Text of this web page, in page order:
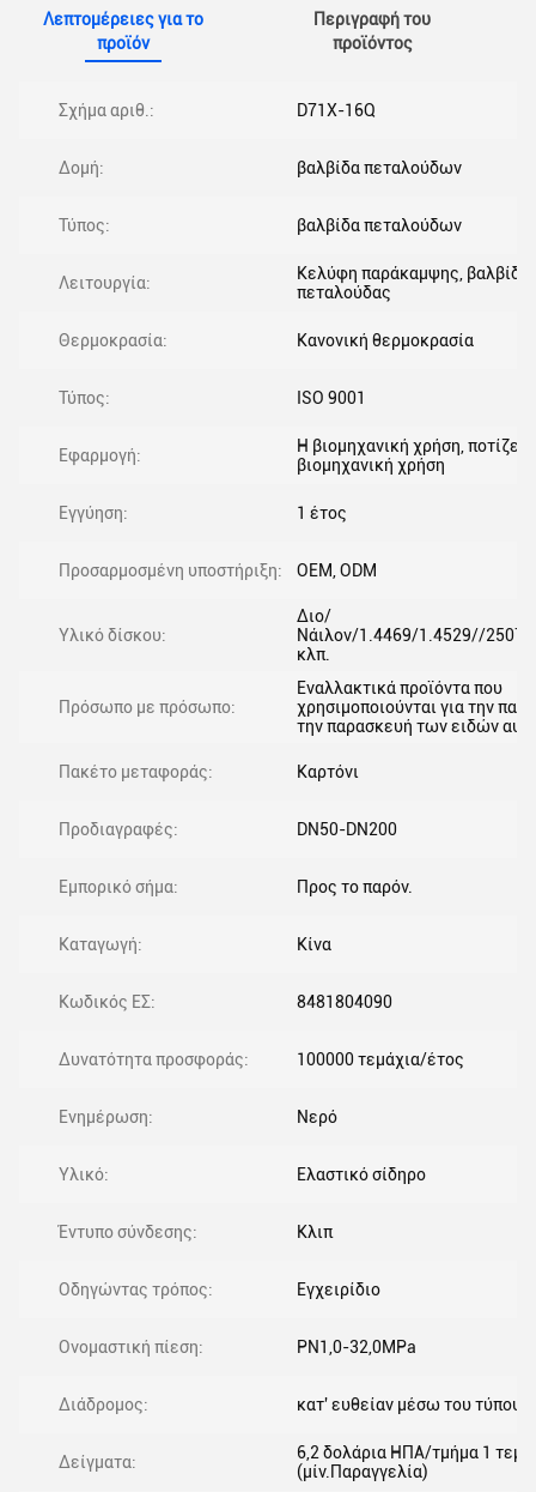
Λεπτομέρειες για το
προϊόν
Περιγραφή του
προϊόντος
Σχήμα αριθ.: D71X-16Q
Δομή: βαλβίδα πεταλούδων
Τύπος: βαλβίδα πεταλούδων
Λειτουργία:
Κελύφη παράκαμψης, βαλβίδα
πεταλούδας
Θερμοκρασία: Κανονική θερμοκρασία
Τύπος: ISO 9001
Εφαρμογή:
Η βιομηχανική χρήση, ποτίζει
βιομηχανική χρήση
Εγγύηση: 1 έτος
Προσαρμοσμένη υποστήριξη: OEM, ODM
Υλικό δίσκου:
Διο/
Νάιλον/1.4469/1.4529//2507/
κλπ.
Πρόσωπο με πρόσωπο:
Εναλλακτικά προϊόντα που
χρησιμοποιούνται για την
την παρασκευή των ειδών
Πακέτο μεταφοράς: Καρτόνι
Προδιαγραφές: DN50-DN200
Εμπορικό σήμα: Προς το παρόν.
Καταγωγή: Κίνα
Κωδικός ΕΣ: 8481804090
Δυνατότητα προσφοράς: 100000 τεμάχια/έτος
Ενημέρωση: Νερό
Υλικό: Ελαστικό σίδηρο
Έντυπο σύνδεσης: Κλιπ
Οδηγώντας τρόπος: Εγχειρίδιο
Ονομαστική πίεση: PN1,0-32,0MPa
Διάδρομος: κατ' ευθείαν μέσω του τύπου
Δείγματα:
6,2 δολάρια ΗΠΑ/τμήμα 1
(μίν.Παραγγελία)